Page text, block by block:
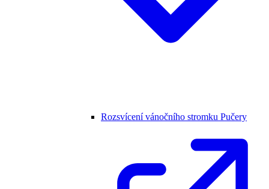
Rozsvícení vánočního stromku Pučery